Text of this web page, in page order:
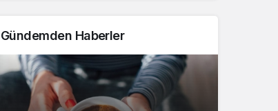
Sistem modunu seçin.
Gündemden Haberler